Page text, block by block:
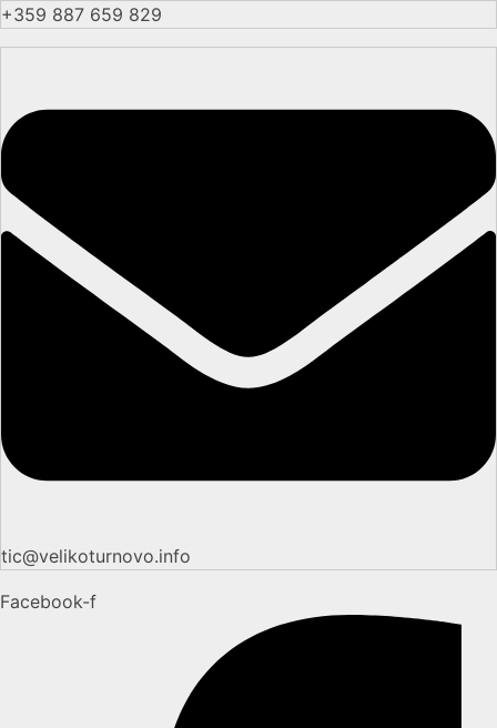
+359 887 659 829
tic@velikoturnovo.info
Facebook-f